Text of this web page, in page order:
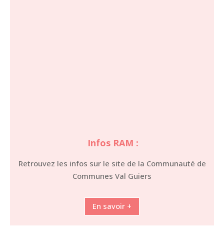
Infos RAM :
Retrouvez les infos sur le site de la Communauté de
Communes Val Guiers
En savoir +